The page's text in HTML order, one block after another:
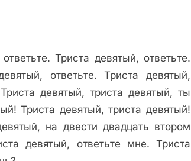
Триста девятый, ответьте.
ответьте. Триста девятый,
девятый, триста девятый, ты
Триста девятый, триста девятый!
на двести двадцать втором
девятый, ответьте мне. Триста